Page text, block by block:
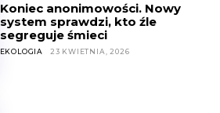
Koniec anonimowości. Nowy
system sprawdzi, kto źle
segreguje śmieci
EKOLOGIA 23 KWIETNIA, 2026